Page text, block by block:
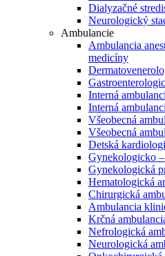
Dialyzačné
Neurologický
Ambulancie
Ambulancia
medicíny
Interná
Interná
Všeobecná
Všeobecná
Detská
Gynekologicko
Gynekologická
Hematologická
Chirurgická
Ambulancia
Krčná
Nefrologická
Neurologická